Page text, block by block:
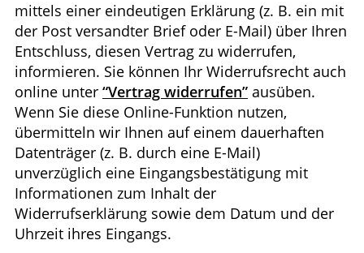
mittels einer eindeutigen Erklärung (z. B. ein mit
der Post versandter Brief oder E-Mail) über Ihren
Entschluss, diesen Vertrag zu widerrufen,
informieren. Sie können Ihr Widerrufsrecht auch
online unter “Vertrag widerrufen” ausüben.
Wenn Sie diese Online-Funktion nutzen,
übermitteln wir Ihnen auf einem dauerhaften
Datenträger (z. B. durch eine E-Mail)
unverzüglich eine Eingangsbestätigung mit
Informationen zum Inhalt der
Widerrufserklärung sowie dem Datum und der
Uhrzeit ihres Eingangs.